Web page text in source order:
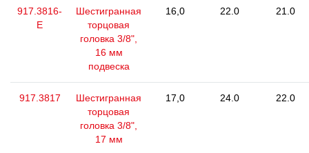
917.3816-
E
Шестигранная
торцовая
головка 3/8",
16 мм
подвеска
16,0 22.0 21.0
917.3817
Шестигранная
торцовая
головка 3/8",
17 мм
17,0 24.0 22.0